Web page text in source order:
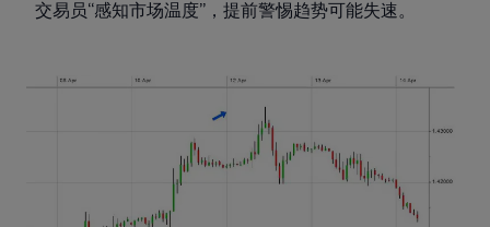
交易员“感知市场温度”，提前警惕趋势可能失速。